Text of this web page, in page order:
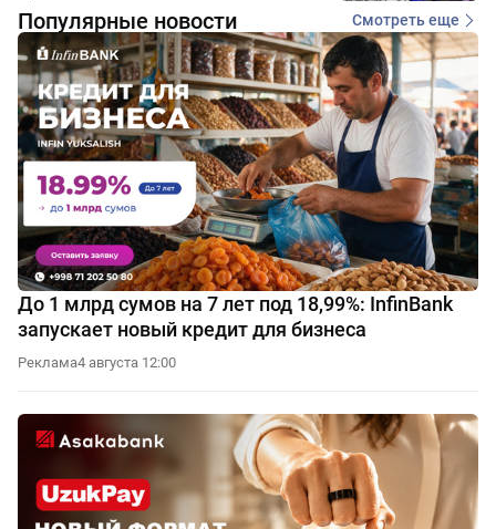
Популярные новости Смотреть еще
До 1 млрд сумов на 7 лет под 18,99%: InfinBank
запускает новый кредит для бизнеса
Реклама4 августа 12:00